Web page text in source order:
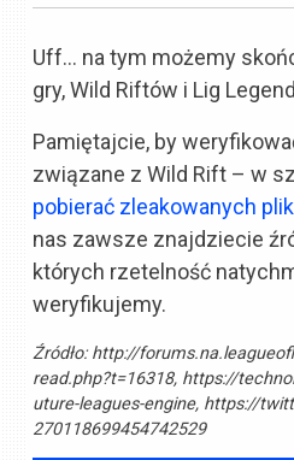
Uff… na tym możemy
gry, Wild Riftów i Lig
Pamiętajcie, by
związane z Wild Rift – w
pobierać zleakowanych
nas zawsze znajdziecie
których rzetelność
weryfikujemy.
Źródło:http://
read.php?t=16318, https://
uture-leagues-engine, https://
270118699454742529